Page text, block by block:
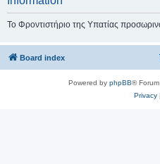
Το Φροντιστήριο της Υπατίας
Board index
Powered by phpBB®
Privacy|